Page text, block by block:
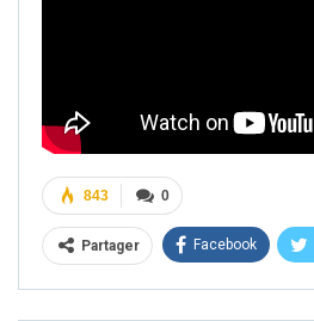
0
843
Partager Facebook